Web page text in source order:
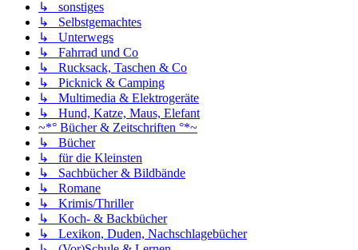
↳ sonstiges
↳ Selbstgemachtes
↳ Unterwegs
↳ Fahrrad und Co
↳ Rucksack, Taschen & Co
↳ Picknick & Camping
↳ Multimedia & Elektrogeräte
↳ Hund, Katze, Maus, Elefant
~*° Bücher & Zeitschriften °*~
↳ Bücher
↳ für die Kleinsten
↳ Sachbücher & Bildbände
↳ Romane
↳ Krimis/Thriller
↳ Koch- & Backbücher
↳ Lexikon, Duden, Nachschlagebücher